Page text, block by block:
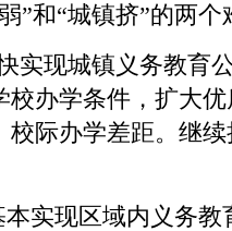
”和“城镇挤”的两个
现城镇义务教育
校办学条件，扩大
校际办学差距。继
实现区域内义务教